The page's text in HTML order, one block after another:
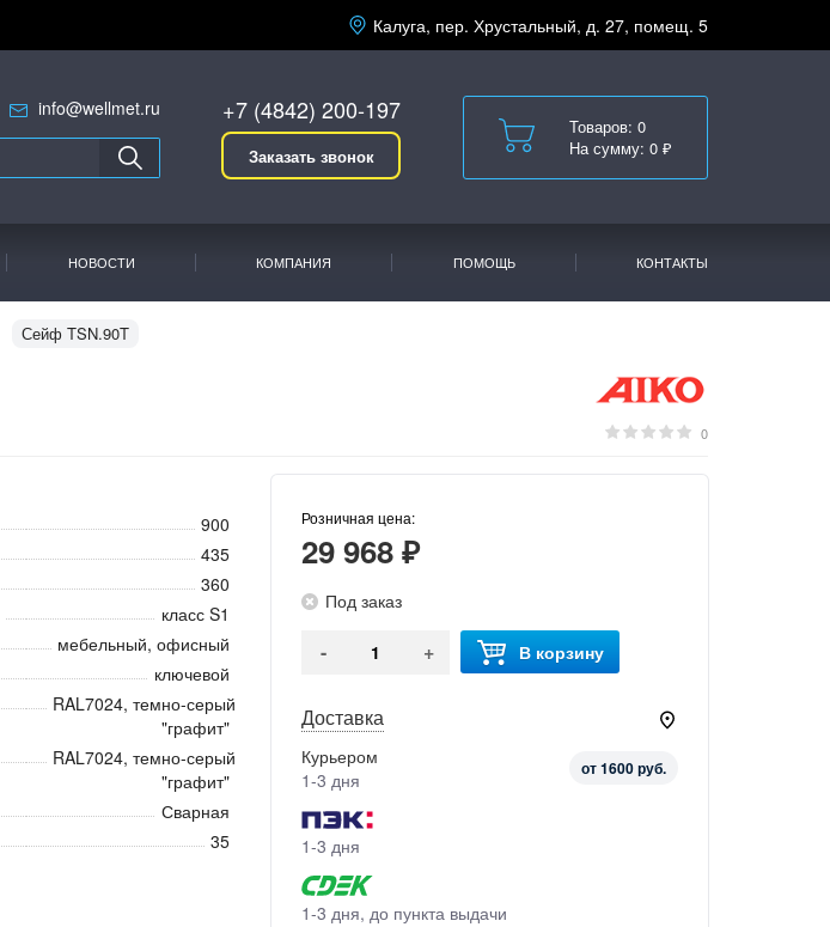
Калуга, пер. Хрустальный, д. 27, помещ. 5
info@wellmet.ru +7 (4842) 200-197
Заказать звонок
Товаров: 0
На сумму: 0 ₽
НОВОСТИ КОМПАНИЯ ПОМОЩЬ КОНТАКТЫ
Сейф TSN.90T
0
900
435
360
класс S1
мебельный, офисный
ключевой
RAL7024, темно-серый
"графит"
RAL7024, темно-серый
"графит"
Сварная
35
Розничная цена:
29 968 ₽
Под заказ
- + В корзину
Доставка
Курьером
1-3 дня
от 1600 руб.
1-3 дня
1-3 дня, до пункта выдачи